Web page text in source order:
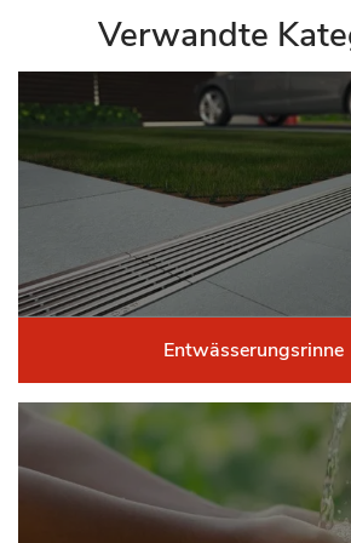
Verwandte
Entwässerungsrinne